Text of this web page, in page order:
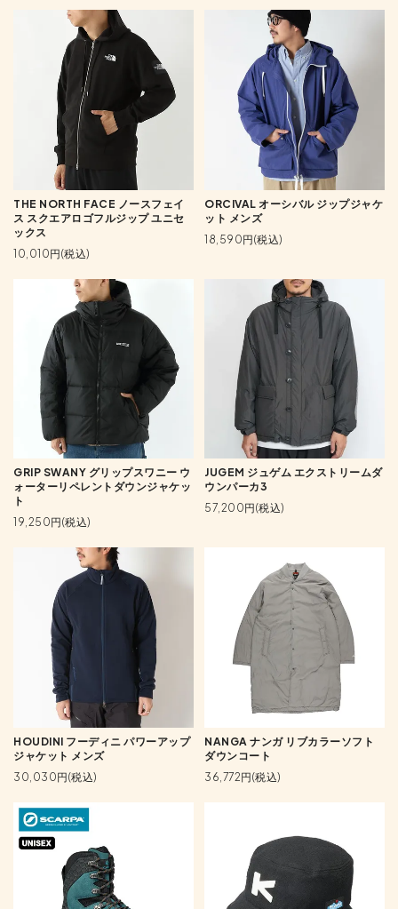
THE NORTH FACE ノースフェイ
ス スクエアロゴフルジップ ユニセ
ックス
10,010円(税込)
ORCIVAL オーシバル ジップジャケ
ット メンズ
18,590円(税込)
GRIP SWANY グリップスワニー ウ
ォーターリペレントダウンジャケッ
ト
19,250円(税込)
JUGEM ジュゲム エクストリームダ
ウンパーカ3
57,200円(税込)
HOUDINI フーディニ パワーアップ
ジャケット メンズ
30,030円(税込)
NANGA ナンガ リブカラーソフト
ダウンコート
36,772円(税込)